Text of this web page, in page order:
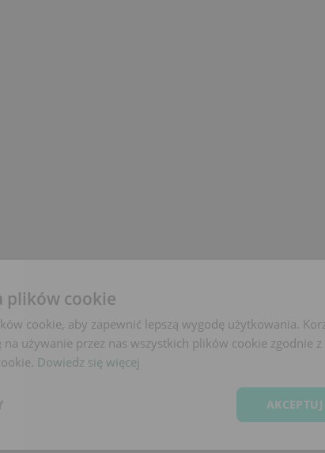
plików cookie
cookie, aby zapewnić lepszą wygodę użytkowania.
na używanie przez nas wszystkich plików cookie zgodnie
Dowiedz się więcej